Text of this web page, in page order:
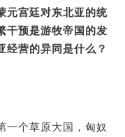
元宫廷对东北亚的统
干预是游牧帝国的发
经营的异同是什么？
一个草原大国，匈奴